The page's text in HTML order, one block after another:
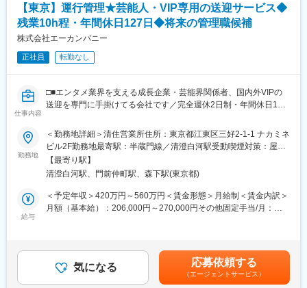
■同社について：
同社は愛媛県今治市に本社を置く地域密着型の総合交通・旅行会
社で、貸切バス（大型・中型・小型）、空港リムジン、タクシー
事業、旅行企画・販売（グランピングなど）、整備事業などを手
掛けています。
変更の範囲：会社の定める業務
◇退職金制度あり
◇引越サポートあり（最大10万円）
◇再雇用制度あり（65歳まで）※65歳以上でも継続して勤務可能
■当社の特徴：
1858年（安政5年）創立、創業160年を超える登別温泉老舗旅館。
と全国のお客様から形容されております。社員235名の家族的な
社風と登別の四季豊かな自然環境が自慢です。社員寮と社宅、社
生活環境を福利厚生として社員に提供しております。
■当社について：
当社は「時代が変わっても、あたたかさはかわらない」という理
ています。地域に根ざした経営を行い、訪れるお客様に最高のサ
ービスを提供することに努めています。また、従業員一人ひとり
【東京】運行管理★芸能人・VIP専用の送迎サービス◆
残業10h程・年間休日127日◆将来の管理職候補
株式会社エーカンパニー
正社員 転勤なし
仕事内容
□■エンタメ業界を支える成長企業・芸能界関係者、国内外VIPの
送迎を専門に手掛けてる会社です／完全週休2日制・年間休日120
■業務概要：
同社の車両部にて、ドライバーや内勤スタッフの勤怠・労務管理
を中心に、営業所の運営を支える管理業務をお任せします。増加
する案件に対応するため、体制強化を目的とした採用です。日々
の運行に関わる調整から、売上管理、官公庁への報告資料の作成
まで、事業運営の中枢を担う重要なポジションです。将来的には
管理職として組織運営にも携わっていただきます。
・ドライバー/内勤の勤怠・労務管理
・売上管理および各種資料作成
・配車業務の補助および運行管理
勤務地
＜勤務地詳細＞清住営業所住所：東京都江東区三好2-1-1 ナカミネ
ビル2F勤務地最寄駅：半蔵門線／清澄白河駅受動喫煙対策：屋内
全面禁煙変更の範囲：会社の定める事業所
【最寄り駅】
清澄白河駅、門前仲町駅、森下駅(東京都)
給与
＜予定年収＞420万円～560万円＜賃金形態＞月給制＜賃金内訳＞
月額（基本給）：206,000円～270,000円その他固定手当/月：
無＞有＜残業手当＞有＜給与補足＞※当社給与規定により、経験・
スキル等を考慮した上で決定いたします。・昇給：年1回・業績賞
与：昨年実績2回（6月・12月）賃金はあくまでも目安の金額であ
気になる 応募依頼する
（エージェントサービス）